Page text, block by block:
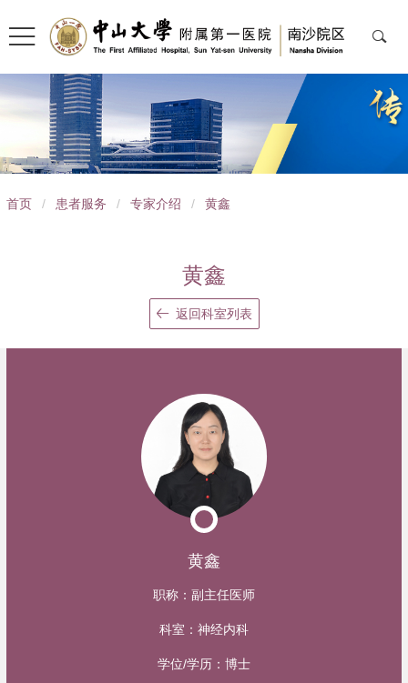
导
首页 / 患者服务 / 专家介绍 / 黄鑫
黄鑫
返回科室列表
黄鑫
职称： 副主任医师
科室： 神经内科
学位/学历： 博士